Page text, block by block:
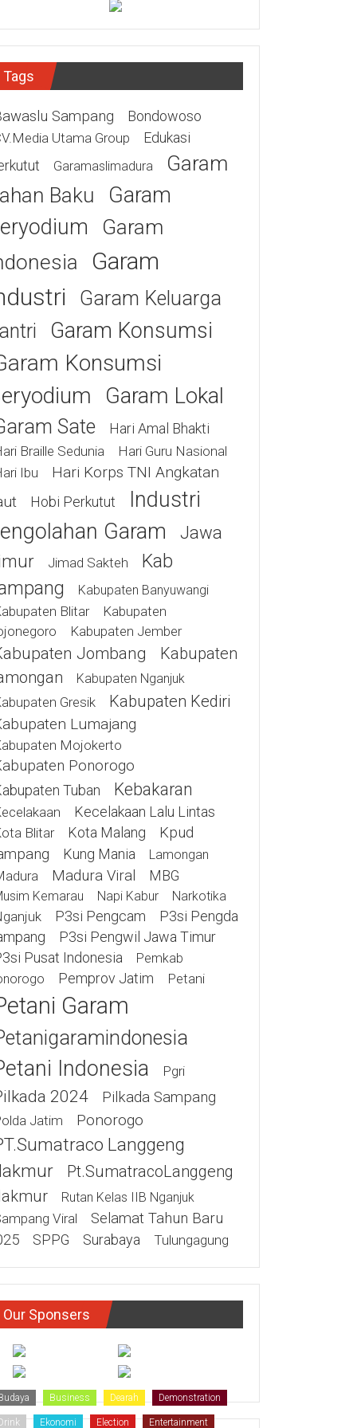
Tags
Sampang Bondowoso
Utama Group
Edukasi
Garamaslimadura
Garam
Baku
Garam
Garam
Garam
Garam Keluarga
Garam Konsumsi
Konsumsi
Garam Lokal
Sate Hari Amal Bhakti
Braille Sedunia
Hari Guru Nasional
Ibu
Hari Korps TNI Angkatan
Hobi Perkutut
Industri
Garam
Jawa
Jimad Sakteh
Kab
Kabupaten Banyuwangi
Blitar
Kabupaten
Kabupaten Jember
Jombang
Kabupaten
Kabupaten Nganjuk
Gresik Kabupaten Kediri
Lumajang
Mojokerto
Ponorogo
Tuban Kebakaran
Kecelakaan Lalu Lintas
Blitar Kota Malang
Kpud
Kung Mania Lamongan
Madura Viral MBG
Kemarau Napi Kabur Narkotika
P3si Pengcam
P3si Pengda
P3si Pengwil Jawa Timur
Pusat Indonesia
Pemkab
Pemprov Jatim Petani
Garam
Indonesia Pgri
2024 Pilkada Sampang
Jatim Ponorogo
Langgeng
Pt.SumatracoLanggeng
Rutan Kelas IIB Nganjuk
Viral
Selamat Tahun Baru
SPPG Surabaya Tulungagung
Our Sponsers
Business Dearah Demonstration
Drink Ekonomi Election Entertainment